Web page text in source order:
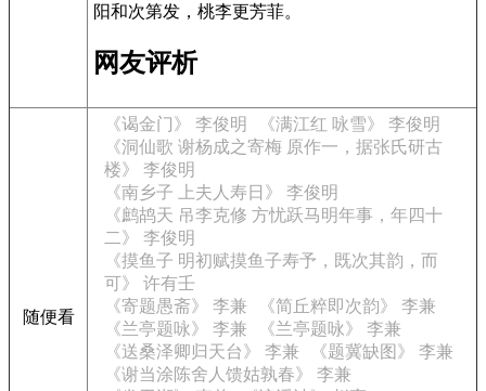
阳和次第发，桃李更芳菲。
网友评析
随便看
《谒金门》 李俊明
《满江红 咏雪》 李俊明
《洞仙歌 谢杨成之寄梅 原作一，据张氏研古
楼》 李俊明
《南乡子 上夫人寿日》 李俊明
《鹧鸪天 吊李克修 方忧跃马明年事，年四十
二》 李俊明
《摸鱼子 明初赋摸鱼子寿予，既次其韵，而
可》 许有壬
《寄题愚斋》 李兼
《简丘粹即次韵》 李兼
《兰亭题咏》 李兼
《兰亭题咏》 李兼
《送桑泽卿归天台》 李兼
《题冀缺图》 李兼
《谢当涂陈舍人馈姑孰春》 李兼